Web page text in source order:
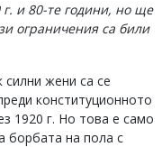
и 80-те години, но ще
ограничения са били
силни жени са се
конституционното
1920 г. Но това е само
борбата на пола с